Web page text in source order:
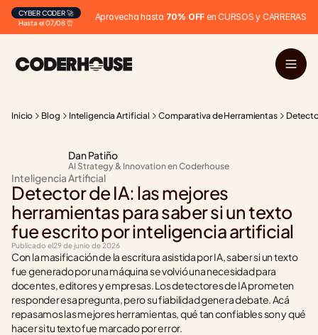
Hasta el 07/08 ⏰
CYBER CODER 🚀 Aprovecha hasta 70% OFF en CURSOS y CARRERAS
Inicio Blog Inteligencia Artificial Comparativa de Herramientas
Dan Patiño
AI Strategy & Innovation en Coderhouse
Inteligencia Artificial
Detector de IA: las mejores
herramientas para saber si un texto
fue escrito por inteligencia artificial
Publicado el29 de junio de 2026
Con la masificación de la escritura asistida por IA, saber si un texto
fue generado por una máquina se volvió una necesidad para
docentes, editores y empresas. Los detectores de IA prometen
responder esa pregunta, pero su fiabilidad genera debate. Acá
repasamos las mejores herramientas, qué tan confiables son y qué
hacer si tu texto fue marcado por error.